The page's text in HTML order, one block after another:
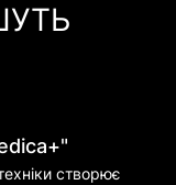
створює